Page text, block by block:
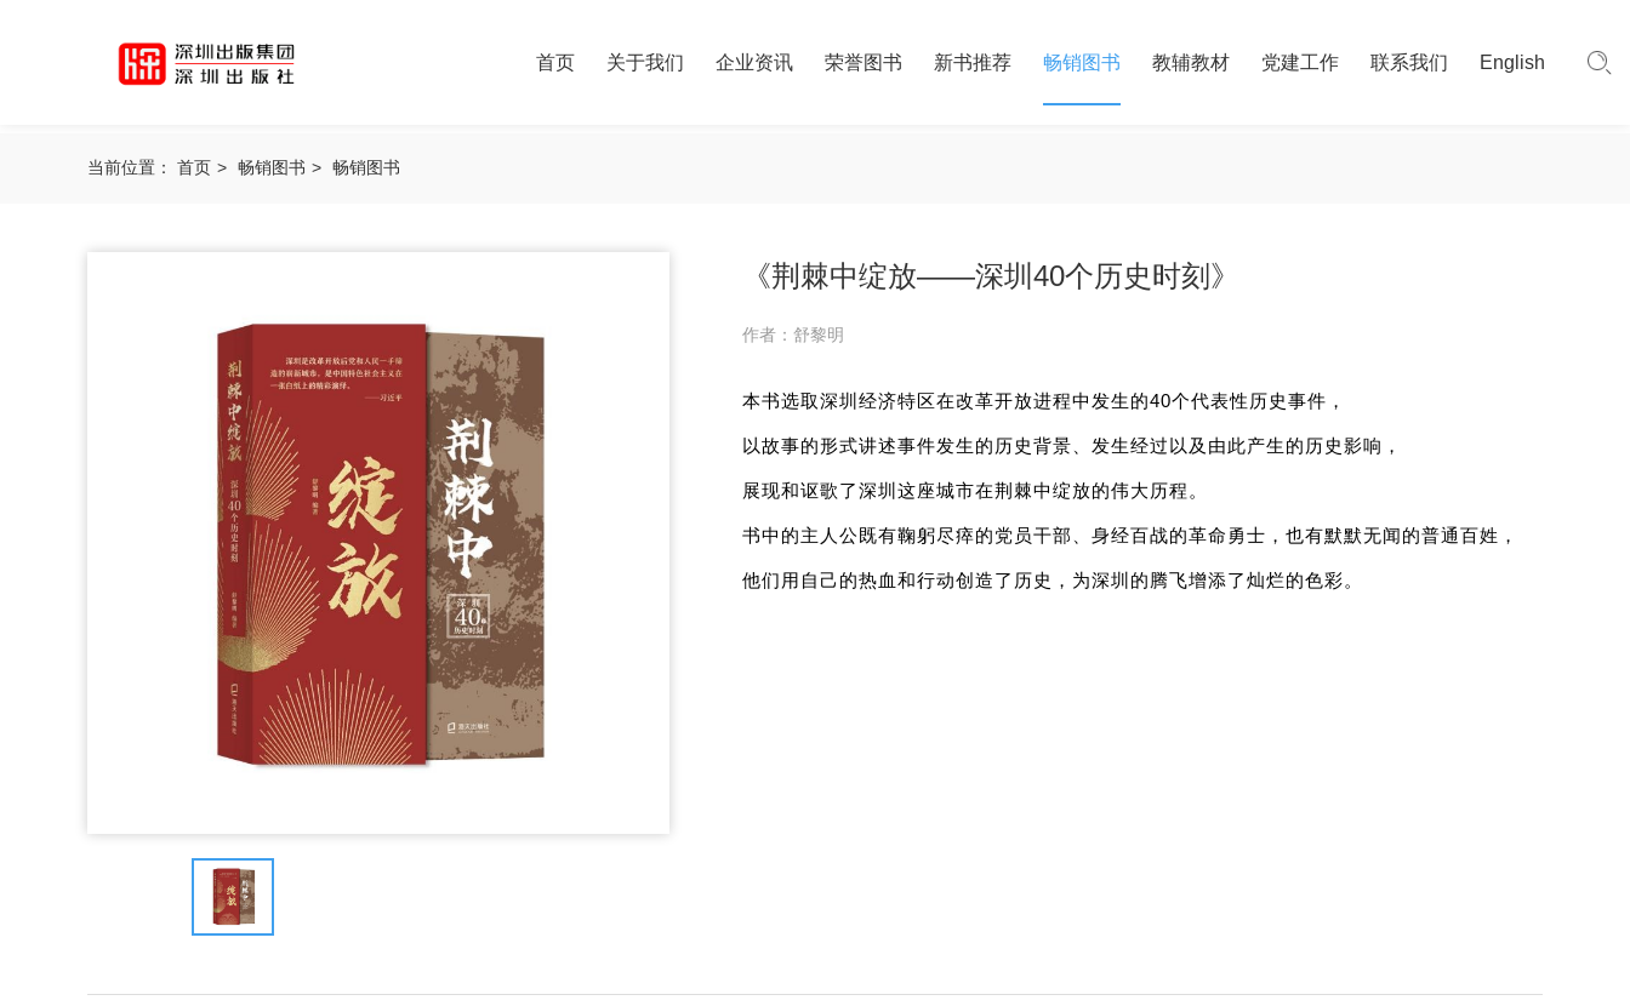
首页 关于我们 企业资讯 荣誉图书 新书推荐 畅销图书 教辅教材 党建工作 联系我们 English
当前位置： 首页 > 畅销图书 > 畅销图书
《荆棘中绽放——深圳40个历史时刻》
作者：舒黎明
本书选取深圳经济特区在改革开放进程中发生的40个代表性历史事件，
以故事的形式讲述事件发生的历史背景、发生经过以及由此产生的历史影响，
展现和讴歌了深圳这座城市在荆棘中绽放的伟大历程。
书中的主人公既有鞠躬尽瘁的党员干部、身经百战的革命勇士，也有默默无闻的普通百姓，
他们用自己的热血和行动创造了历史，为深圳的腾飞增添了灿烂的色彩。